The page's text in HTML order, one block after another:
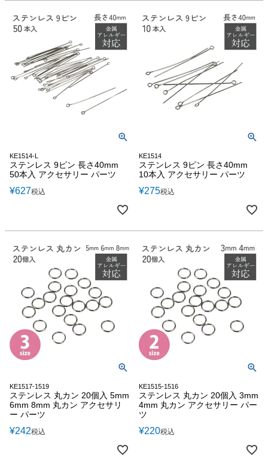
KE1514-L
ステンレス 9ピン 長さ40mm
50本入 アクセサリー パーツ
¥627税込
KE1514
ステンレス 9ピン 長さ40mm
10本入 アクセサリー パーツ
¥275税込
KE1517-1519
ステンレス 丸カン 20個入 5mm
6mm 8mm 丸カン アクセサリ
ー パーツ
¥242税込
KE1515-1516
ステンレス 丸カン 20個入 3mm
4mm 丸カン アクセサリー パー
ツ
¥220税込